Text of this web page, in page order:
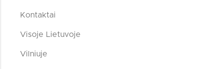
Kontaktai
Visoje Lietuvoje
Vilniuje